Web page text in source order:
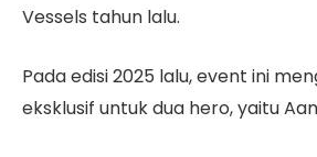
Vessels tahun lalu.
Pada edisi 2025 lalu, event ini
eksklusif untuk dua hero, yaitu